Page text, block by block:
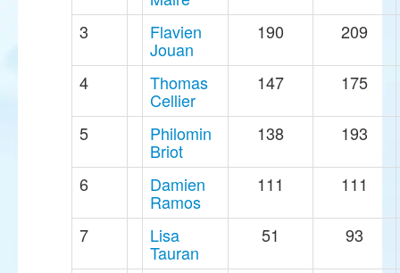
3
Flavien
Jouan
190 209
4 Thomas
Cellier
147 175
5 Philomin
Briot
138 193
6 Damien
Ramos
111 111
7 Lisa
Tauran
51 93